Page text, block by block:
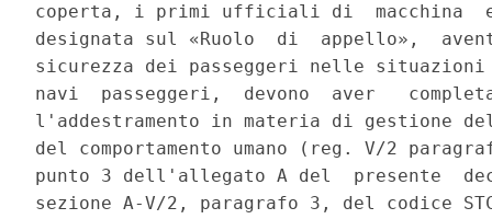
coperta, i primi ufficiali di  macchina
designata sul «Ruolo  di  appello»,
sicurezza dei passeggeri nelle
navi  passeggeri,  devono  aver
l'addestramento in materia di
del comportamento umano (reg. V/2
punto 3 dell'allegato A del  presente
sezione A-V/2, paragrafo 3, del codice